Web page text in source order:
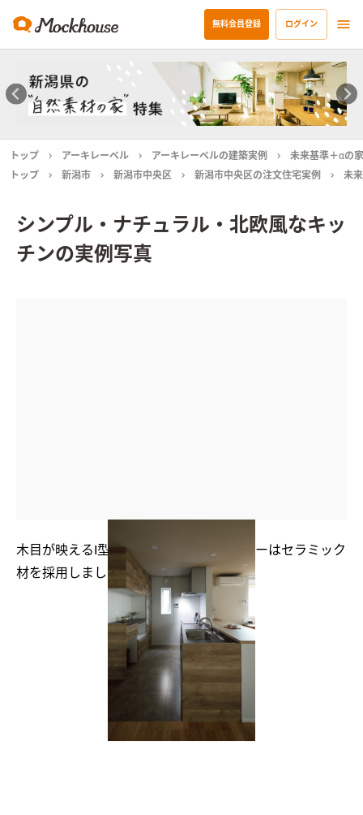
無料会員登録 ログイン
トップ アーキレーベル アーキレーベルの建築実例
未来基準＋αの
トップ
新潟市 新潟市中央区 新潟市中央区の注文住宅実例 未
シンプル・ナチュラル・北欧風なキッ
チンの実例写真
木目が映えるI型キッチン。 天板カウンターはセラミック
材を採用しました。